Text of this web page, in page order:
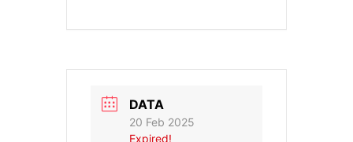
DATA
20 Feb 2025
Expired!